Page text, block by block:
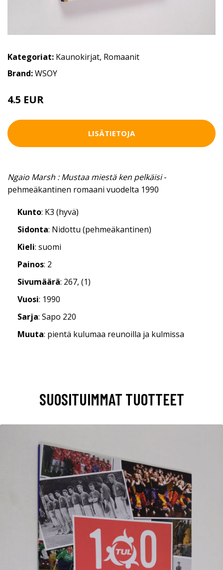
Kategoriat: Kaunokirjat, Romaanit
Brand:WSOY
4.5 EUR
LISÄTIETOJA
Ngaio Marsh : Mustaa miestä ken pelkäisi-
pehmeäkantinen romaani vuodelta 1990
Kunto: K3 (hyvä)
Sidonta: Nidottu (pehmeäkantinen)
Kieli: suomi
Painos: 2
Sivumäärä: 267, (1)
Vuosi: 1990
Sarja: Sapo 220
Muuta: pientä kulumaa reunoilla ja kulmissa
SUOSITUIMMAT TUOTTEET